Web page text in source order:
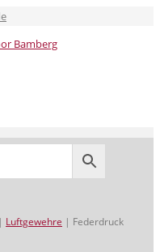
| Luftgewehre | Federdruck